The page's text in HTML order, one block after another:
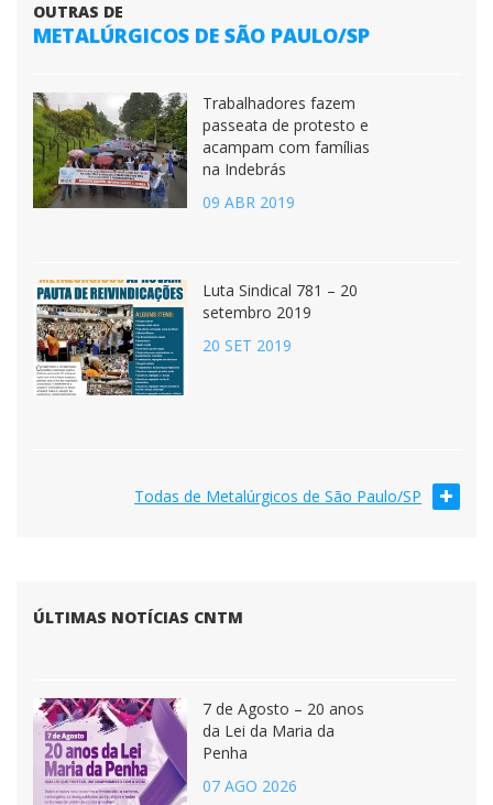
OUTRAS DE
METALÚRGICOS DE SÃO PAULO/SP
Trabalhadores fazem
passeata de protesto e
acampam com famílias
na Indebrás
09 ABR 2019
Luta Sindical 781 – 20
setembro 2019
20 SET 2019
Todas de Metalúrgicos de São Paulo/SP
ÚLTIMAS NOTÍCIAS CNTM
7 de Agosto – 20 anos
da Lei da Maria da
Penha
07 AGO 2026